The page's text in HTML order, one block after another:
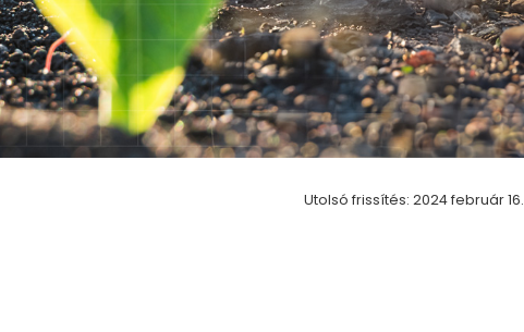
Utolsó frissítés: 2024 február 16.